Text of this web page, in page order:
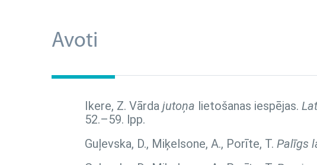
Avoti
Ikere, Z. Vārda jutoņa lietošanas iespējas.
52.–59. lpp.
Guļevska, D., Miķelsone, A., Porīte, T. Palīgs